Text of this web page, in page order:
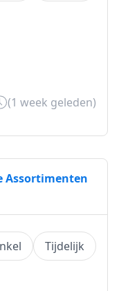
(1 week geleden)
Assortimenten
Tijdelijk